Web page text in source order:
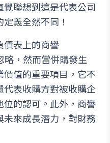
聯想到這是代表公司
義全然不同！
債表上的商譽
略，然而當併購發生
值的重要項目，它不
表收購方對被收購企
的認可。此外，商譽
來成長潛力，對財務